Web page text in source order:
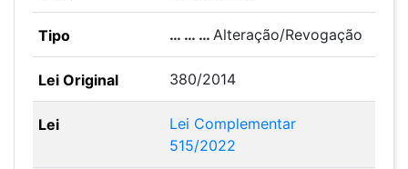
… … …Alteração/Revogação
380/2014
Lei Complementar
515/2022